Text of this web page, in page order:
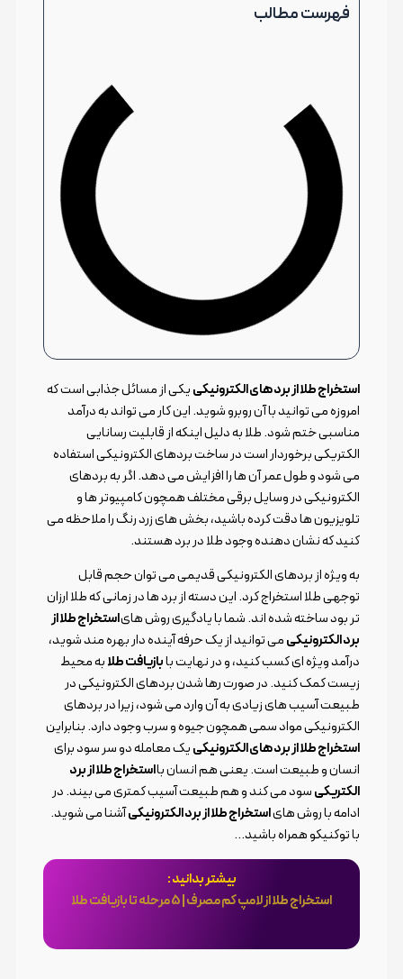
فهرست مطالب
استخراج طلا از برد های الکترونیکییکی از مسائل جذابی است که
امروزه می توانید با آن روبرو شوید. این کار می تواند به درآمد
مناسبی ختم شود. طلا به دلیل اینکه از قابلیت رسانایی
الکتریکی برخوردار است در ساخت بردهای الکترونیکی استفاده
می شود و طول عمر آن ها را افزایش می دهد. اگر به بردهای
الکترونیکی در وسایل برقی مختلف همچون کامپیوتر ها و
تلویزیون ها دقت کرده باشید، بخش های زرد رنگ را ملاحظه می
کنید که نشان دهنده وجود طلا در برد هستند.
به ویژه از بردهای الکترونیکی قدیمی می توان حجم قابل
توجهی طلا استخراج کرد. این دسته از برد ها در زمانی که طلا ارزان
تر بود ساخته شده اند. شما با یادگیری روش هایاستخراج طلا از
برد الکترونیکیمی توانید از یک حرفه آینده دار بهره مند شوید،
درآمد ویژه ای کسب کنید، و در نهایت بابازیافت طلابه محیط
زیست کمک کنید. در صورت رها شدن بردهای الکترونیکی در
طبیعت آسیب های زیادی به آن وارد می شود، زیرا در بردهای
الکترونیکی مواد سمی همچون جیوه و سرب وجود دارد. بنابراین
استخراج طلا از برد های الکترونیکییک معامله دو سر سود برای
انسان و طبیعت است. یعنی هم انسان بااستخراج طلا از برد
الکتریکیسود می کند و هم طبیعت آسیب کمتری می بیند. در
ادامه با روش هایاستخراج طلا از برد الکترونیکیآشنا می شوید.
با توکنیکو همراه باشید…
بیشتر بدانید :
استخراج طلا از لامپ کم مصرف | 5 مرحله تا بازیافت طلا